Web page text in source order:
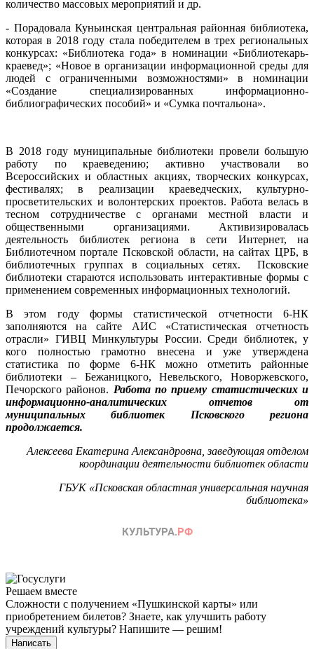
количество массовых мероприятий и др.
- Порадовала Куньинская центральная районная библиотека,
которая в 2018 году стала победителем в трех региональных
конкурсах: «Библиотека года» в номинации «Библиотекарь-
краевед»; «Новое в организации информационной среды для
людей с ограниченными возможностями» в номинации
«Создание специализированных информационно-
библиографических пособий» и «Сумка почтальона».
В 2018 году муниципальные библиотеки провели большую
работу по краеведению; активно участвовали во
Всероссийских и областных акциях, творческих конкурсах,
фестивалях; в реализации краеведческих, культурно-
просветительских и волонтерских проектов. Работа велась в
тесном сотрудничестве с органами местной власти и
общественными организациями. Активизировалась
деятельность библиотек региона в сети Интернет, на
Библиотечном портале Псковской области, на сайтах ЦРБ, в
библиотечных группах в социальных сетях. Псковские
библиотеки стараются использовать интерактивные формы с
применением современных информационных технологий.
В этом году формы статистической отчетности 6-НК
заполняются на сайте АИС «Статистическая отчетность
отрасли» ГИВЦ Минкультуры России. Среди библиотек, у
кого полностью грамотно внесена и уже утверждена
статистика по форме 6-НК можно отметить районные
библиотеки – Бежаницкого, Невельского, Новоржевского,
Печорского районов. Работа по приему статистических и
информационно-аналитических отчетов от
муниципальных библиотек Псковского региона
продолжается.
Алексеева Екатерина Александровна, заведующая отделом
координации деятельности библиотек области
ГБУК «Псковская областная универсальная научная
библиотека»
Решаем вместе
Сложности с получением «Пушкинской карты» или
приобретением билетов? Знаете, как улучшить работу
учреждений культуры? Напишите — решим!
Написать